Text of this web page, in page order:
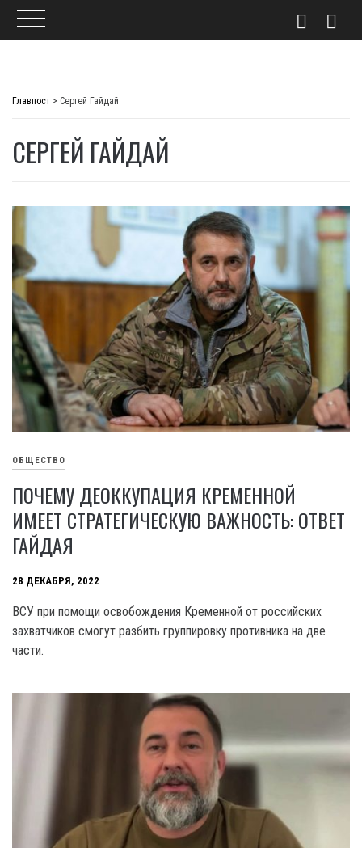
Главпост > Сергей Гайдай
СЕРГЕЙ ГАЙДАЙ
ОБЩЕСТВО
ПОЧЕМУ ДЕОККУПАЦИЯ КРЕМЕННОЙ
ИМЕЕТ СТРАТЕГИЧЕСКУЮ ВАЖНОСТЬ: ОТВЕТ
ГАЙДАЯ
28 ДЕКАБРЯ, 2022
ВСУ при помощи освобождения Кременной от российских
захватчиков смогут разбить группировку противника на две
части.